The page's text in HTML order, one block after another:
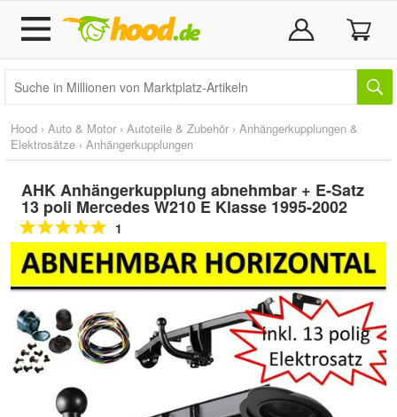
Hood › Auto & Motor › Autoteile & Zubehör › Anhängerkupplungen &
Elektrosätze › Anhängerkupplungen
AHK Anhängerkupplung abnehmbar + E-Satz
13 poli Mercedes W210 E Klasse 1995-2002
1